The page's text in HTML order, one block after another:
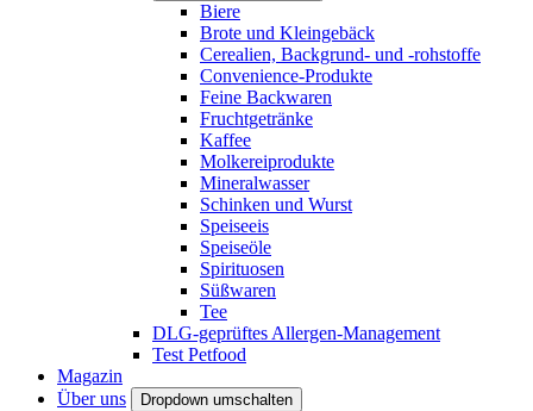
Biere
Brote und Kleingebäck
Cerealien, Backgrund- und -rohstoffe
Convenience-Produkte
Feine Backwaren
Fruchtgetränke
Kaffee
Molkereiprodukte
Mineralwasser
Schinken und Wurst
Speiseeis
Speiseöle
Spirituosen
Süßwaren
Tee
DLG-geprüftes Allergen-Management
Test Petfood
Magazin
Über uns
Dropdown umschalten